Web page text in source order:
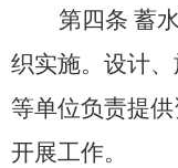
第四条 蓄
织实施。设计
等单位负责提
开展工作。